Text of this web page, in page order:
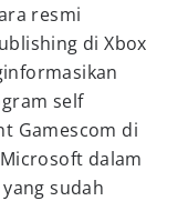
resmi
di Xbox
self
Gamescom di
dalam
sudah